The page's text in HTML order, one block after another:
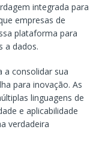
integrada para
empresas de
plataforma para
a dados.
a consolidar sua
para inovação. As
linguagens de
e aplicabilidade
verdadeira